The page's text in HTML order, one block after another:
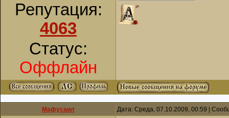
Репутация:
4063
Статус:
Оффлайн
Мафусаил Дата: Среда, 07.10.2009, 00:59 |